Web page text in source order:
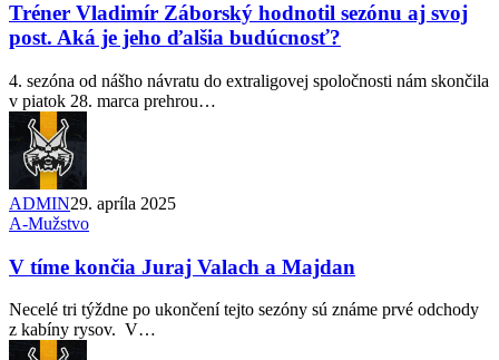
Tréner Vladimír Záborský hodnotil sezónu aj svoj
post. Aká je jeho ďalšia budúcnosť?
4. sezóna od nášho návratu do extraligovej spoločnosti nám skončila
v piatok 28. marca prehrou…
ADMIN29. apríla 2025
A-Mužstvo
V tíme končia Juraj Valach a Majdan
Necelé tri týždne po ukončení tejto sezóny sú známe prvé odchody
z kabíny rysov. V…